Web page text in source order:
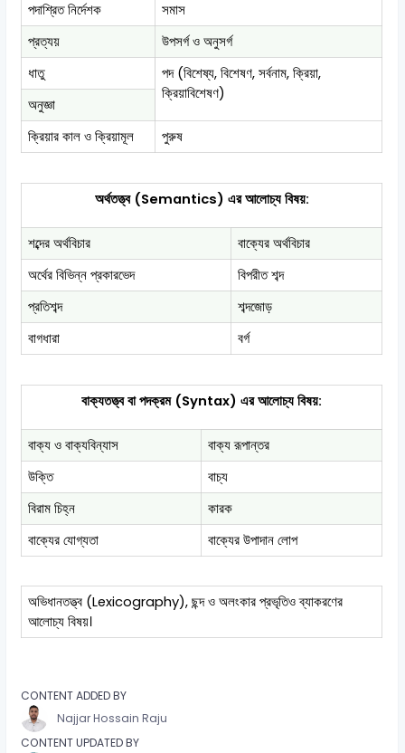
পদাশ্রিত নির্দেশক
সমাস
প্রত্যয়
উপসর্গ ও অনুসর্গ
ধাতু
পদ (বিশেষ্য, বিশেষণ, সর্বনাম, ক্রিয়া,
ক্রিয়াবিশেষণ)
অনুজ্ঞা
ক্রিয়ার কাল ও ক্রিয়ামূল
পুরুষ
অর্থতত্ত্ব (Semantics) এর আলোচ্য বিষয়:
শব্দের অর্থবিচার
বাক্যের অর্থবিচার
অর্থের বিভিন্ন প্রকারভেদ
বিপরীত শব্দ
প্রতিশব্দ
শব্দজোড়
বাগধারা
বর্গ
বাক্যতত্ত্ব বা পদক্রম (Syntax) এর আলোচ্য বিষয়:
বাক্য ও বাক্যবিন্যাস
বাক্য রূপান্তর
উক্তি
বাচ্য
বিরাম চিহ্ন
কারক
বাক্যের যোগ্যতা
বাক্যের উপাদান লোপ
অভিধানতত্ত্ব (Lexicography), ছন্দ ও অলংকার প্রভৃতিও ব্যাকরণের
আলোচ্য বিষয়।
CONTENT ADDED BY
Najjar Hossain Raju
CONTENT UPDATED BY